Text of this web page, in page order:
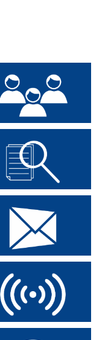
Portal do Contribuinte
Contra Cheque
Fale com o Prefeito
Transmissão Online